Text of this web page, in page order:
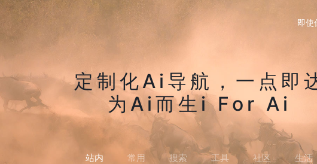
即使
定制化Ai导航，一点即
为Ai而生i For Ai
站内 常用 搜索 工具 社区 生活